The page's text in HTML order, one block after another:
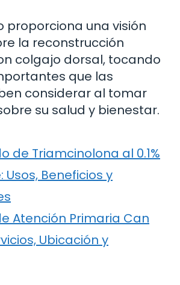
proporciona una visión
la reconstrucción
colgajo dorsal, tocando
que las
considerar al tomar
su salud y bienestar.
de Triamcinolona al 0.1%
Usos, Beneficios y
Atención Primaria Can
Ubicación y